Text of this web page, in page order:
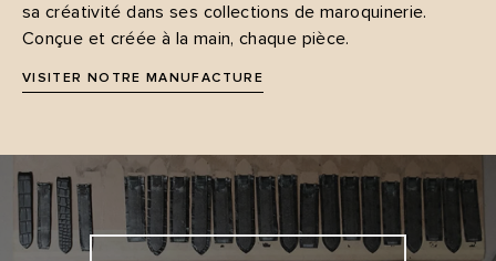
sa créativité dans ses collections de maroquinerie.
Conçue et créée à la main, chaque pièce.
VISITER NOTRE MANUFACTURE